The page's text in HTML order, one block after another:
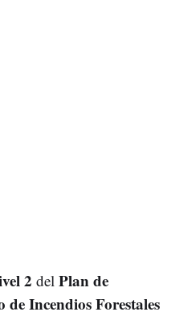
2 del Plan de
de Incendios Forestales